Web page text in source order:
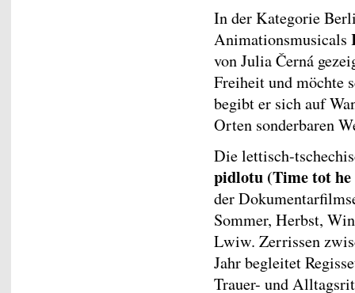
In der Kategorie
Animationsmusicals
von Julia Černá
Freiheit und möchte
begibt er sich auf
Orten sonderbaren
Die lettisch-
pidlotu (Time tot he
der
Sommer, Herbst,
Lwiw. Zerrissen
Jahr begleitet
Trauer- und